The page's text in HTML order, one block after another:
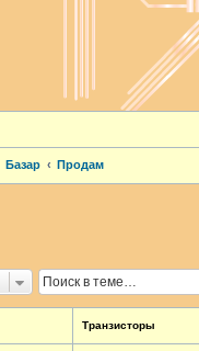
Базар Продам
Транзисторы